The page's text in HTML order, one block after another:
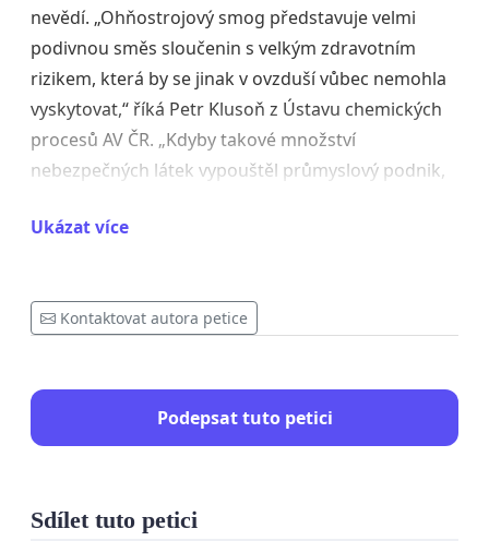
nevědí. „Ohňostrojový smog představuje velmi
podivnou směs sloučenin s velkým zdravotním
rizikem, která by se jinak v ovzduší vůbec nemohla
vyskytovat,“ říká Petr Klusoň z Ústavu chemických
procesů AV ČR. „Kdyby takové množství
nebezpečných látek vypouštěl průmyslový podnik,
podivný mix jedů a karcinogenních látek přímo
Podle údajů České obchodní inspekce pochází velké
upozorňují, že u takto nakoupených petard a raket
se často vyskytují i látky, které jsou v Evropské unii
zakázané.
Kromě ochrany zdraví občanů Jihlavy a naší planety
je dalším zásadním důvodem pro rozšíření výše
Ukázat více
Kontaktovat autora petice
Podepsat tuto petici
Sdílet tuto petici